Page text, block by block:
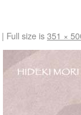
| Full size is351 ×